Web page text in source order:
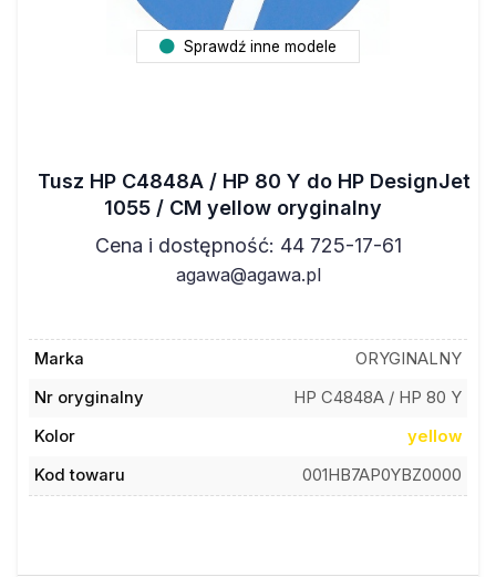
Sprawdź inne modele
Tusz HP C4848A / HP 80 Y do HP DesignJet
1055 / CM yellow oryginalny
Cena i dostępność: 44 725-17-61
agawa@agawa.pl
Marka
ORYGINALNY
Nr oryginalny
HP C4848A / HP 80 Y
Kolor
yellow
Kod towaru
001HB7AP0YBZ0000